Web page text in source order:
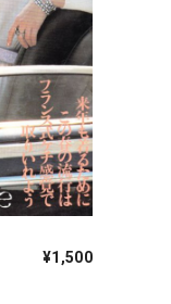
¥1,500